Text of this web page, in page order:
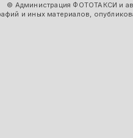
© Администрация ФОТОТАКСИ и
и иных материалов,